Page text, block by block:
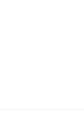
du Larzac (1ère partie)